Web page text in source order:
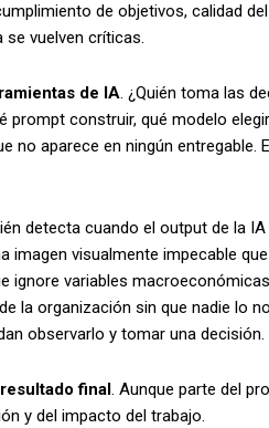
de objetivos, calidad
vuelven críticas.
de IA. ¿Quién toma las
prompt construir, qué modelo
no aparece en ningún
detecta cuando el output de la
imagen visualmente impecable
ignore variables
la organización sin que nadie lo
observarlo y tomar una decisión.
final. Aunque parte del
y del impacto del trabajo.